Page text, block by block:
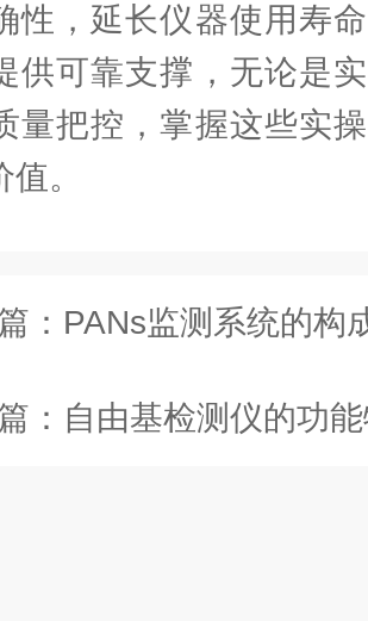
性，延长仪器使用寿
供可靠支撑，无论是
量把控，掌握这些实
。
： PANs监测系统的构
： 自由基检测仪的功